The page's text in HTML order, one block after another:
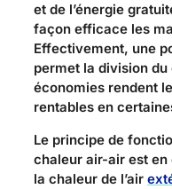
et de l’énergie
façon efficace les
Effectivement, une
permet la division
économies rendent
rentables en
Le principe de
chaleur air-air est
la chaleur de l’air